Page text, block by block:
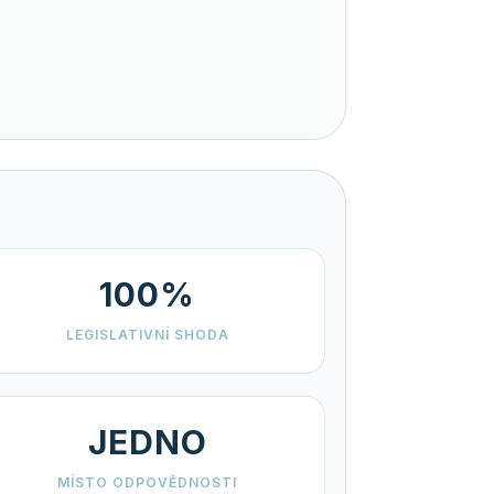
100%
LEGISLATIVNÍ SHODA
JEDNO
MÍSTO ODPOVĚDNOSTI